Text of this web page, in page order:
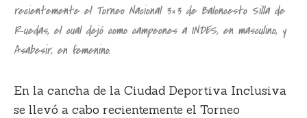
recientemente el Torneo Nacional 3×3 de Baloncesto Silla de
Ruedas, el cual dejó como campeones a INDES, en masculino, y
Asabesir, en femenino.
En la cancha de la Ciudad Deportiva Inclusiva
se llevó a cabo recientemente el Torneo